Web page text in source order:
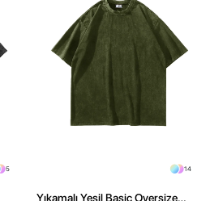
5 14
Yıkamalı Yeşil Basic Oversize